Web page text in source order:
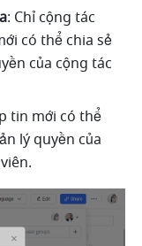
: Chỉ cộng tác
có thể chia sẻ
của cộng tác
tin mới có thể
lý quyền của